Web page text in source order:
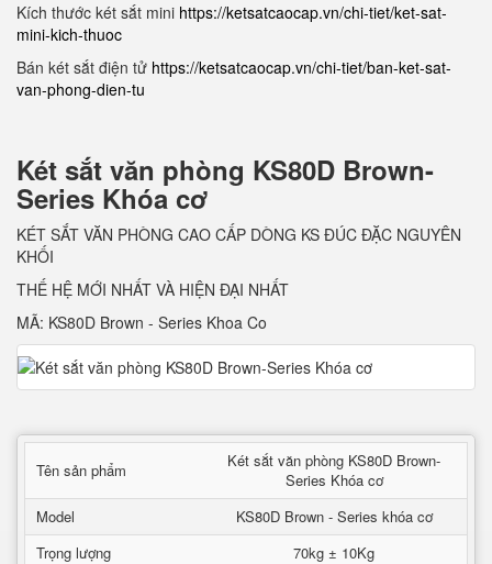
Kích thước két sắt mini https://ketsatcaocap.vn/chi-tiet/ket-sat-
mini-kich-thuoc
Bán két sắt điện tử https://ketsatcaocap.vn/chi-tiet/ban-ket-sat-
van-phong-dien-tu
Két sắt văn phòng KS80D Brown-
Series Khóa cơ
KÉT SẮT VĂN PHÒNG CAO CẤP DÒNG KS ĐÚC ĐẶC NGUYÊN
KHỐI
THẾ HỆ MỚI NHẤT VÀ HIỆN ĐẠI NHẤT
MÃ: KS80D Brown - Series Khoa Co
Tên sản phẩm
Két sắt văn phòng KS80D Brown-
Series Khóa cơ
Model
KS80D Brown - Series khóa cơ
Trọng lượng
70kg ± 10Kg